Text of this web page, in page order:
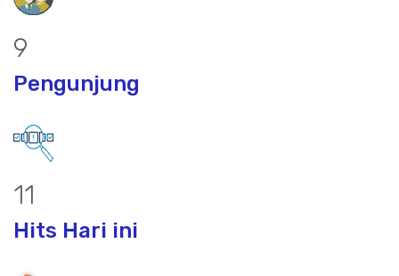
12
Pengunjung
15
Hits Hari ini